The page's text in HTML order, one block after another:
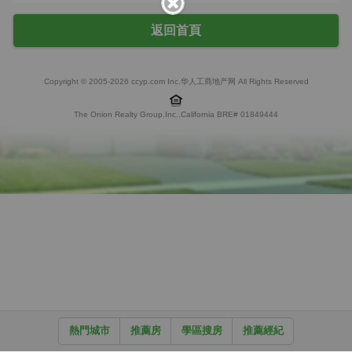
返回首頁
熱門城市 推薦房 學區搜房 推薦經紀
Copyright © 2005-2026 ccyp.com Inc.华人工商地产网 All Rights Reserved
The Onion Realty Group.Inc.,California BRE# 01849444